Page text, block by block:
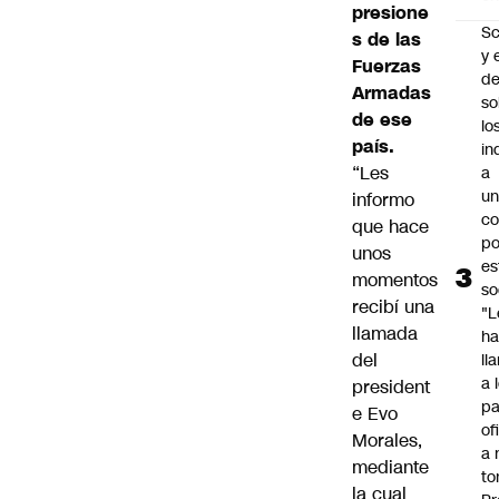
presione
s de las
Fuerzas
Armadas
de ese
país.
“Les
informo
que hace
unos
momentos
recibí una
llamada
del
president
e Evo
Morales,
mediante
y
a
a
a